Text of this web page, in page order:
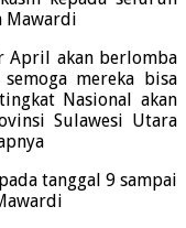
Mawardi
April akan berlomba
mereka bisa
Nasional akan
Sulawesi Utara
tanggal 9 sampai